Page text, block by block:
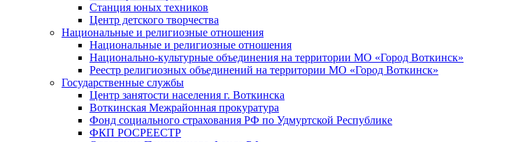
Станция юных техников
Центр детского творчества
Национальные и религиозные отношения
Национальные и религиозные отношения
Национально-культурные объединения на территории МО «Город Воткинск»
Реестр религиозных объединений на территории МО «Город Воткинск»
Государственные службы
Центр занятости населения г. Воткинска
Воткинская Межрайонная прокуратура
Фонд социального страхования РФ по Удмуртской Республике
ФКП РОСРЕЕСТР